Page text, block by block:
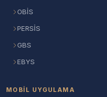
OBİS
PERSİS
GBS
EBYS
MOBIL UYGULAMA